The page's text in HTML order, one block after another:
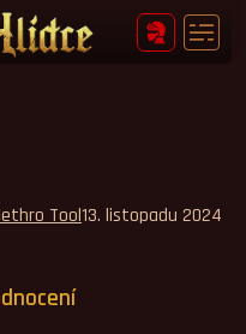
Tool13. listopadu 2024